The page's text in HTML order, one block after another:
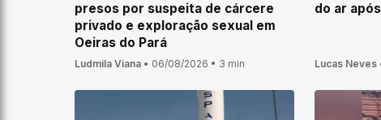
presos por suspeita de cárcere
privado e exploração sexual em
Oeiras do Pará
Ludmila Viana • 06/08/2026 • 3 min
do ar
Lucas Neves